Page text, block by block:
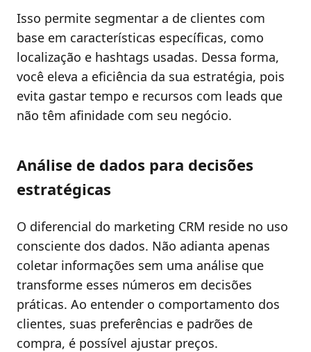
Isso permite segmentar a de clientes com
base em características específicas, como
localização e hashtags usadas. Dessa forma,
você eleva a eficiência da sua estratégia, pois
evita gastar tempo e recursos com leads que
não têm afinidade com seu negócio.
Análise de dados para decisões
estratégicas
O diferencial do marketing CRM reside no uso
consciente dos dados. Não adianta apenas
coletar informações sem uma análise que
transforme esses números em decisões
práticas. Ao entender o comportamento dos
clientes, suas preferências e padrões de
compra, é possível ajustar preços.